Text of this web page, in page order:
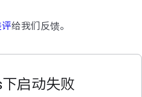
给我们反馈。
启动失败